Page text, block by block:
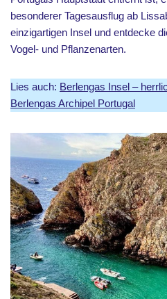
besonderer Tagesausflug ab
einzigartigen Insel und entdecke
Vogel- und Pflanzenarten.
Lies auch: Berlengas Insel –
Berlengas Archipel Portugal